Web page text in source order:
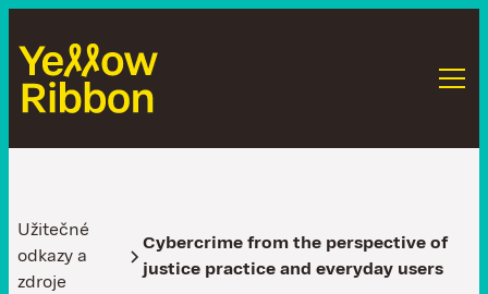
Užitečné
odkazy a
zdroje
Cybercrime from the perspective of
justice practice and everyday users